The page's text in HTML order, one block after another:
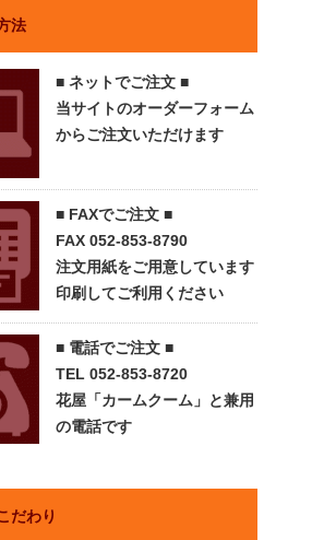
法
■ ネットでご注文 ■
当サイトのオーダーフォーム
からご注文いただけます
■ FAXでご注文 ■
FAX 052-853-8790
注文用紙をご用意しています
印刷してご利用ください
■ 電話でご注文 ■
TEL 052-853-8720
花屋「カームクーム」と兼用
の電話です
だわり